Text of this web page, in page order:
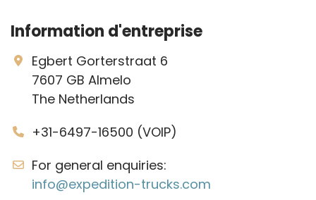
Information d'entreprise
Egbert Gorterstraat 6
7607 GB Almelo
The Netherlands
+31-6497-16500 (VOIP)
For general enquiries:
info@expedition-trucks.com